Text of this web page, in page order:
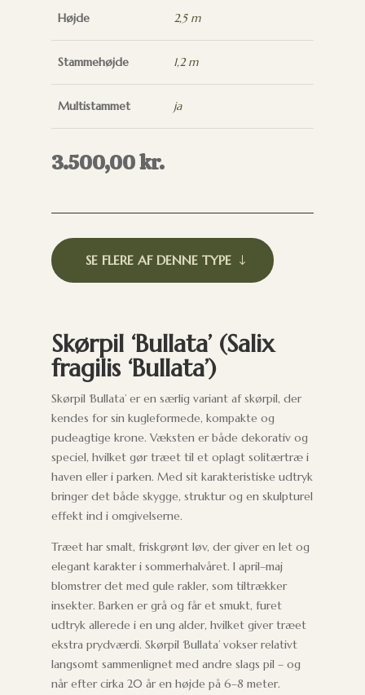
Højde 2,5 m
Stammehøjde 1,2 m
Multistammet ja
3.500,00kr.
SE FLERE AF DENNE TYPE
Skørpil ‘Bullata’ (Salix
fragilis ‘Bullata’)
Skørpil ‘Bullata’ er en særlig variant af skørpil, der
kendes for sin kugleformede, kompakte og
pudeagtige krone. Væksten er både dekorativ og
speciel, hvilket gør træet til et oplagt solitærtræ i
haven eller i parken. Med sit karakteristiske udtryk
bringer det både skygge, struktur og en skulpturel
effekt ind i omgivelserne.
Træet har smalt, friskgrønt løv, der giver en let og
elegant karakter i sommerhalvåret. I april–maj
blomstrer det med gule rakler, som tiltrækker
insekter. Barken er grå og får et smukt, furet
udtryk allerede i en ung alder, hvilket giver træet
ekstra prydværdi. Skørpil ‘Bullata’ vokser relativt
langsomt sammenlignet med andre slags pil – og
når efter cirka 20 år en højde på 6–8 meter.